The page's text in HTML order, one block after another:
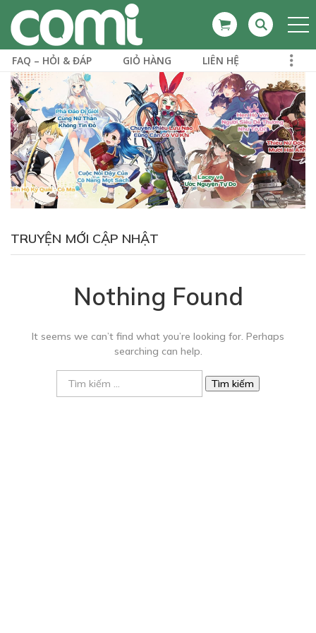
FAQ – HỎI & ĐÁP GIỎ HÀNG LIÊN HỆ
TRUYỆN MỚI CẬP NHẬT
Nothing Found
It seems we can’t find what you’re looking for. Perhaps
searching can help.